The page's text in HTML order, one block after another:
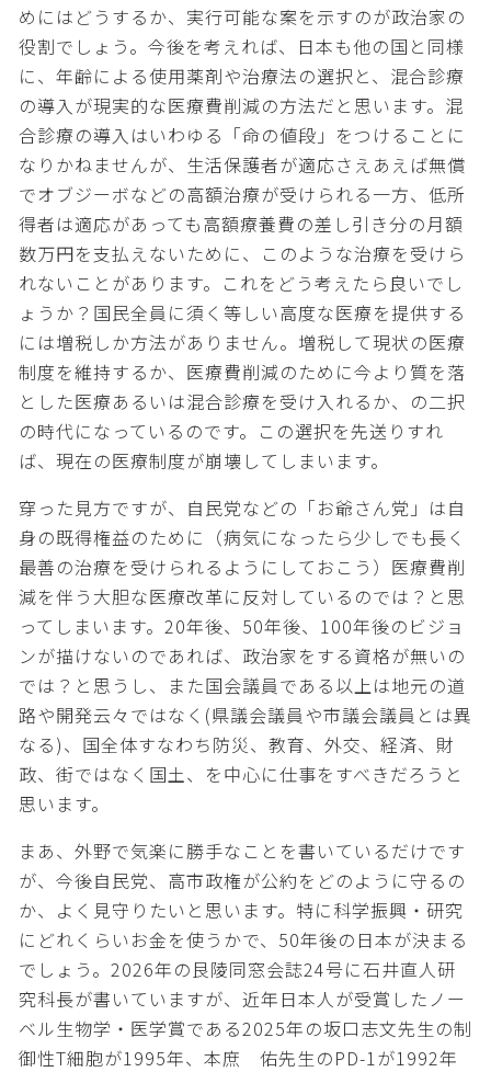
めにはどうするか、実行可能な案を示すのが政治家の
役割でしょう。今後を考えれば、日本も他の国と同様
に、年齢による使用薬剤や治療法の選択と、混合診療
の導入が現実的な医療費削減の方法だと思います。混
合診療の導入はいわゆる「命の値段」をつけることに
なりかねませんが、生活保護者が適応さえあえば無償
でオブジーボなどの高額治療が受けられる一方、低所
得者は適応があっても高額療養費の差し引き分の月額
数万円を支払えないために、このような治療を受けら
れないことがあります。これをどう考えたら良いでし
ょうか？国民全員に須く等しい高度な医療を提供する
には増税しか方法がありません。増税して現状の医療
制度を維持するか、医療費削減のために今より質を落
とした医療あるいは混合診療を受け入れるか、の二択
の時代になっているのです。この選択を先送りすれ
ば、現在の医療制度が崩壊してしまいます。
穿った見方ですが、自民党などの「お爺さん党」は自
身の既得権益のために（病気になったら少しでも長く
最善の治療を受けられるようにしておこう）医療費削
減を伴う大胆な医療改革に反対しているのでは？と思
ってしまいます。20年後、50年後、100年後のビジョ
ンが描けないのであれば、政治家をする資格が無いの
では？と思うし、また国会議員である以上は地元の道
路や開発云々ではなく(県議会議員や市議会議員とは異
なる)、国全体すなわち防災、教育、外交、経済、財
政、街ではなく国土、を中心に仕事をすべきだろうと
思います。
まあ、外野で気楽に勝手なことを書いているだけです
が、今後自民党、高市政権が公約をどのように守るの
か、よく見守りたいと思います。特に科学振興・研究
にどれくらいお金を使うかで、50年後の日本が決まる
でしょう。2026年の艮陵同窓会誌24号に石井直人研
究科長が書いていますが、近年日本人が受賞したノー
ベル生物学・医学賞である2025年の坂口志文先生の制
御性T細胞が1995年、本庶 佑先生のPD-1が1992年